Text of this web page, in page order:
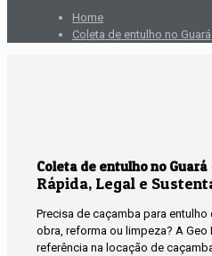
Home
Coleta de entulho no Guará
Coleta de entulho no Guará
Rápida, Legal e
Precisa de caçamba para entulho
obra, reforma ou limpeza? A Geo
referência na locação de